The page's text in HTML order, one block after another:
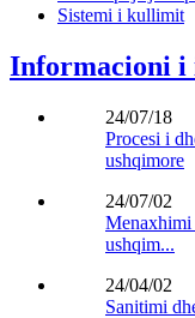
Sistemi i kullimit
Informacioni i
24/07/18
Procesi i
ushqimore
24/07/02
Menaxhimi
ushqim...
24/04/02
Sanitimi